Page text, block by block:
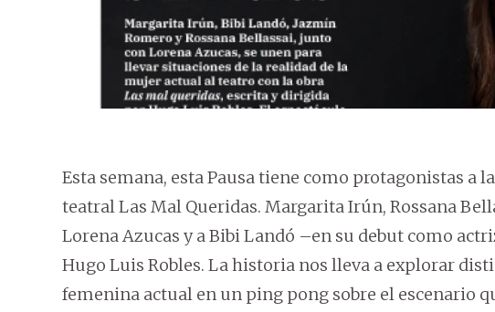
Esta semana, esta Pausa tiene como protagonistas a
teatral Las Mal Queridas. Margarita Irún, Rossana
Lorena Azucas y a Bibi Landó –en su debut como
Hugo Luis Robles. La historia nos lleva a explorar
femenina actual en un ping pong sobre el escenario